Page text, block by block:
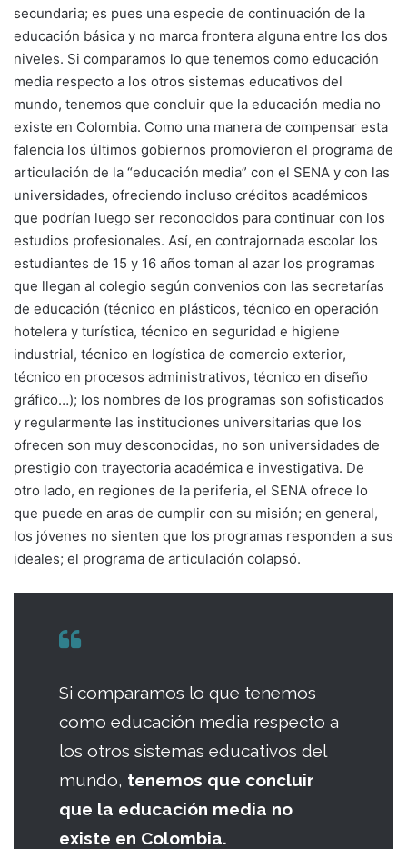
secundaria; es pues una especie de continuación de la
educación básica y no marca frontera alguna entre los dos
niveles. Si comparamos lo que tenemos como educación
media respecto a los otros sistemas educativos del
mundo, tenemos que concluir que la educación media no
existe en Colombia. Como una manera de compensar esta
falencia los últimos gobiernos promovieron el programa de
articulación de la “educación media” con el SENA y con las
universidades, ofreciendo incluso créditos académicos
que podrían luego ser reconocidos para continuar con los
estudios profesionales. Así, en contrajornada escolar los
estudiantes de 15 y 16 años toman al azar los programas
que llegan al colegio según convenios con las secretarías
de educación (técnico en plásticos, técnico en operación
hotelera y turística, técnico en seguridad e higiene
industrial, técnico en logística de comercio exterior,
técnico en procesos administrativos, técnico en diseño
gráfico…); los nombres de los programas son sofisticados
y regularmente las instituciones universitarias que los
ofrecen son muy desconocidas, no son universidades de
prestigio con trayectoria académica e investigativa. De
otro lado, en regiones de la periferia, el SENA ofrece lo
que puede en aras de cumplir con su misión; en general,
los jóvenes no sienten que los programas responden a sus
ideales; el programa de articulación colapsó.
Si comparamos lo que tenemos
como educación media respecto a
los otros sistemas educativos del
mundo, tenemos que concluir
que la educación media no
existe en Colombia.